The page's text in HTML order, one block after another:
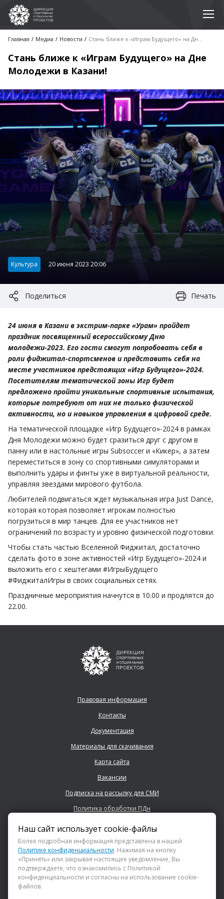
Главная Медиа Новости Стань ближе к «Играм Будущего» на Дне Молодежи в Казани!
Стань ближе к «Играм Будущего» на Дне
Молодежи в Казани!
Категория:
Культура 20 июня 2023 20:06
Поделиться Печать
24 июня в Казани в экстрим-парке «Урам» пройдет
праздник посвященный всероссийскому Дню
молодежи-2023. Его гости смогут попробовать себя в
роли фиджитал-спортсменов и представить себя на
месте участников предстоящих «Игр Будущего»-2024.
Посетителям тематической зоны Игр будет
предложено пройти уникальные спортивные испытания,
которые потребуют от них не только физической
активности, но и навыков управления в цифровой среде.
На тематической площадке «Игр Будущего»-2024 в рамках
Дня Молодежи можно будет сразиться друг с другом в
панну или в настольные игры Subsoccer и «Кикер», а затем
переместиться в зону со спортивными симуляторами и
выполнить удары и финты уже в виртуальной реальности,
управляя звездами мирового футбола.
Любителей подвигаться ждет музыкальная игра Just Dance,
которая которая позволяет игрокам полностью
погрузиться в мир танцев. Для ее участников нет
ограничений по возрасту и уровню физической подготовки.
Чтобы стать частью Вселенной Фиджитал, достаточно
сделать фото в зоне активностей «Игр Будущего»-2024 и
выложить его с хештегами #ИгрыБудущего
#ФиджиталИгры в своих социальных сетях.
Праздничные мероприятия начнутся в 10.00 и продлятся до
22.00.
Правовая информация
Контакты
Документация
Материалы для скачивания
Карта сайта
Вакансии
Подписка на рассылку для СМИ
Политика обработки ПДн
+7 (843) 222 0700
info@dsspkazan.ru
Наш сайт использует cookie-файлы
Более подробная информация представлена в нашей
Политике конфиденциальности. Нажимая на кнопку
«Принять» или закрывая настоящее уведомление, Вы
подтверждаете, что ознакомились с Политикой
конфиденциальности и согласны на использование cookie-
файлов.